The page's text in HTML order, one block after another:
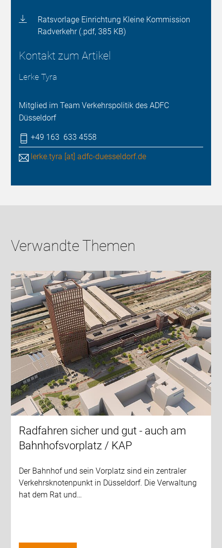
Ratsvorlage Einrichtung Kleine Kommission
Radverkehr (.pdf, 385 KB)
Kontakt zum Artikel
Lerke Tyra
Mitglied im Team Verkehrspolitik des ADFC
Düsseldorf
+49 163 633 4558
lerke.tyra [at] adfc-duesseldorf.de
Verwandte Themen
Radfahren sicher und gut - auch am
Bahnhofsvorplatz / KAP
Der Bahnhof und sein Vorplatz sind ein zentraler
Verkehrsknotenpunkt in Düsseldorf. Die Verwaltung
hat dem Rat und…